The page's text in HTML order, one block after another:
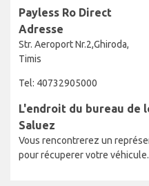
Payless Ro Direct
Adresse
Str. Aeroport Nr.2,Ghiroda,
Timis
Tel: 40732905000
L'endroit du bureau de
Saluez
Vous rencontrerez un
pour récuperer votre véhicule.